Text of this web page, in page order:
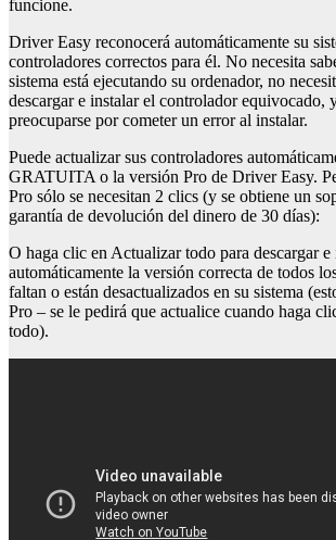
funcione.
Driver Easy reconocerá automáticamente su
controladores correctos para él. No necesita
sistema está ejecutando su ordenador, no
descargar e instalar el controlador equivocado,
preocuparse por cometer un error al instalar.
Puede actualizar sus controladores
GRATUITA o la versión Pro de Driver Easy.
Pro sólo se necesitan 2 clics (y se obtiene un
garantía de devolución del dinero de 30 días):
O haga clic en Actualizar todo para descargar e
automáticamente la versión correcta de todos
faltan o están desactualizados en su sistema
Pro – se le pedirá que actualice cuando haga
todo).